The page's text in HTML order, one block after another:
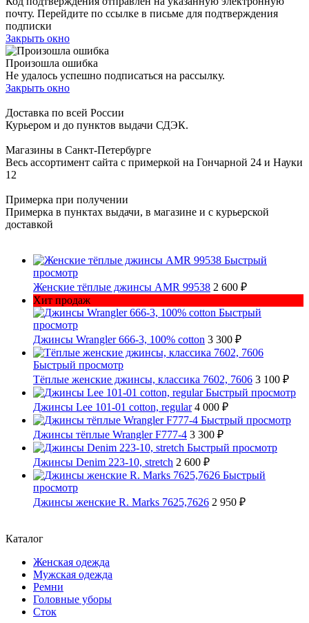
почту. Перейдите по ссылке в письме для подтверждения
подписки
Закрыть окно
Произошла ошибка
Не удалось успешно подписаться на рассылку.
Закрыть окно
Доставка по всей России
Курьером и до пунктов выдачи СДЭК.
Магазины в Санкт-Петербурге
Весь ассортимент сайта с примеркой на Гончарной 24 и Науки
12
Примерка при получении
Примерка в пунктах выдачи, в магазине и с курьерской
доставкой
Быстрый
просмотр
Женские тёплые джинсы AMR 99538 2 600 ₽
Хит продаж
Быстрый
просмотр
Джинсы Wrangler 666-3, 100% cotton 3 300 ₽
Быстрый просмотр
Тёплые женские джинсы, классика 7602, 7606 3 100 ₽
Быстрый просмотр
Джинсы Lee 101-01 cotton, regular 4 000 ₽
Быстрый просмотр
Джинсы тёплые Wrangler F777-4 3 300 ₽
Быстрый просмотр
Джинсы Denim 223-10, stretch 2 600 ₽
Быстрый
просмотр
Джинсы женские R. Marks 7625,7626 2 950 ₽
Каталог
Женская одежда
Мужская одежда
Ремни
Головные уборы
Сток